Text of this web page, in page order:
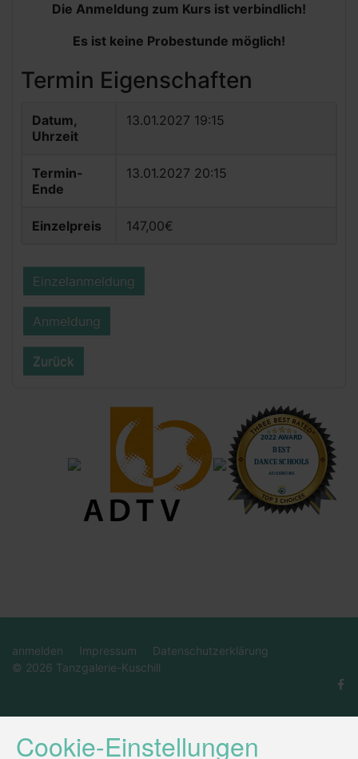
Die Anmeldung zum Kurs ist verbindlich!
Es ist keine Probestunde möglich!
Termin Eigenschaften
Datum,
Uhrzeit
13.01.2027 19:15
Termin-
Ende
13.01.2027 20:15
Einzelpreis 147,00€
Einzelanmeldung
Anmeldung
Zurück
anmelden Impressum
Datenschutzerklärung
© 2026 Tanzgalerie-Kuschill
Cookie-Einstellungen